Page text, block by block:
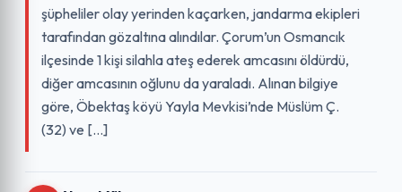
şüpheliler olay yerinden kaçarken, jandarma ekipleri
tarafından gözaltına alındılar. Çorum’un Osmancık
ilçesinde 1 kişi silahla ateş ederek amcasını öldürdü,
diğer amcasının oğlunu da yaraladı. Alınan bilgiye
göre, Öbektaş köyü Yayla Mevkisi’nde Müslüm Ç.
(32) ve […]